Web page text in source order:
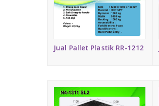
Jual Pallet Plastik RR-1212